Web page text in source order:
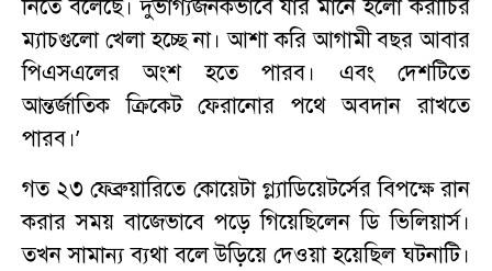
নিতে বলেছে। দুর্ভাগ্যজনকভাবে যার মানে হলো করাচির
ম্যাচগুলো খেলা হচ্ছে না। আশা করি আগামী বছর আবার
পিএসএলের অংশ হতে পারব। এবং দেশটিতে
আন্তর্জাতিক ক্রিকেট ফেরানোর পথে অবদান রাখতে
পারব।’
গত ২৩ ফেব্রুয়ারিতে কোয়েটা গ্ল্যাডিয়েটর্সের বিপক্ষে রান
করার সময় বাজেভাবে পড়ে গিয়েছিলেন ডি ভিলিয়ার্স।
তখন সামান্য ব্যথা বলে উড়িয়ে দেওয়া হয়েছিল ঘটনাটি।